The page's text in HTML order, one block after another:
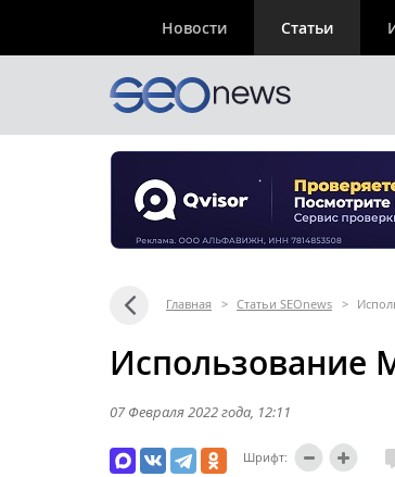
Новости Статьи
Главная > Статьи SEOnews >
Использование
07 Февраля 2022 года , 12:11
Шрифт: